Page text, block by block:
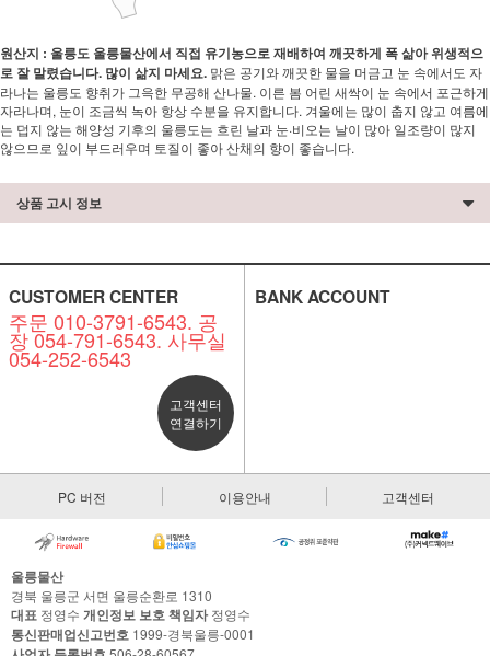
원산지 : 울릉도 울릉물산에서 직접 유기농으로 재배하여 깨끗하게 폭 삶아 위생적으
로 잘 말렸습니다. 많이 삶지 마세요. 맑은 공기와 깨끗한 물을 머금고 눈 속에서도 자
라나는 울릉도 향취가 그윽한 무공해 산나물. 이른 봄 어린 새싹이 눈 속에서 포근하게
자라나며, 눈이 조금씩 녹아 항상 수분을 유지합니다. 겨울에는 많이 춥지 않고 여름에
는 덥지 않는 해양성 기후의 울릉도는 흐린 날과 눈·비오는 날이 많아 일조량이 많지
않으므로 잎이 부드러우며 토질이 좋아 산채의 향이 좋습니다.
상품 고시 정보
CUSTOMER CENTER
주문 010-3791-6543. 공
장 054-791-6543. 사무실
054-252-6543
고객센터
연결하기
BANK ACCOUNT
PC 버전 이용안내 고객센터
울릉물산
경북 울릉군 서면 울릉순환로 1310
대표 정영수 개인정보 보호 책임자정영수
통신판매업신고번호 1999-경북울릉-0001